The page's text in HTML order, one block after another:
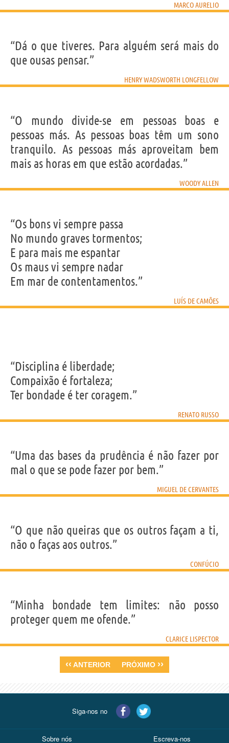
MARCO AURELIO
“Dá o que tiveres. Para alguém será mais do
que ousas pensar.”
HENRY WADSWORTH LONGFELLOW
“O mundo divide-se em pessoas boas e
pessoas más. As pessoas boas têm um sono
tranquilo. As pessoas más aproveitam bem
mais as horas em que estão acordadas.”
WOODY ALLEN
“Os bons vi sempre passa
No mundo graves tormentos;
E para mais me espantar
Os maus vi sempre nadar
Em mar de contentamentos.”
LUÍS DE CAMÕES
“Disciplina é liberdade;
Compaixão é fortaleza;
Ter bondade é ter coragem.”
RENATO RUSSO
“Uma das bases da prudência é não fazer por
mal o que se pode fazer por bem.”
MIGUEL DE CERVANTES
“O que não queiras que os outros façam a ti,
não o faças aos outros.”
CONFÚCIO
“Minha bondade tem limites: não posso
proteger quem me ofende.”
CLARICE LISPECTOR
‹‹ ANTERIOR PRÓXIMO ››
Siga-nos no
Sobre nós Escreva-nos